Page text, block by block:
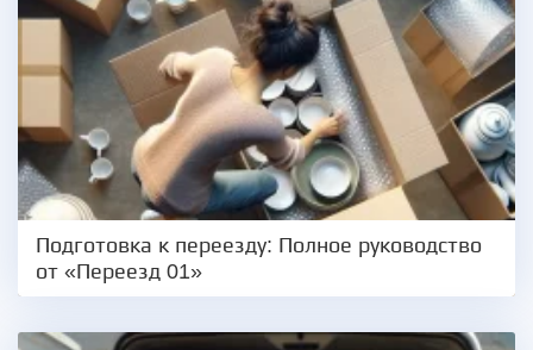
Подготовка к переезду: Полное руководство
от «Переезд 01»